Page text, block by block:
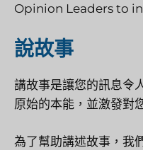
Opinion Leaders to
說故事
講故事是讓您的訊息令
原始的本能，並激發對
為了幫助講述故事，我